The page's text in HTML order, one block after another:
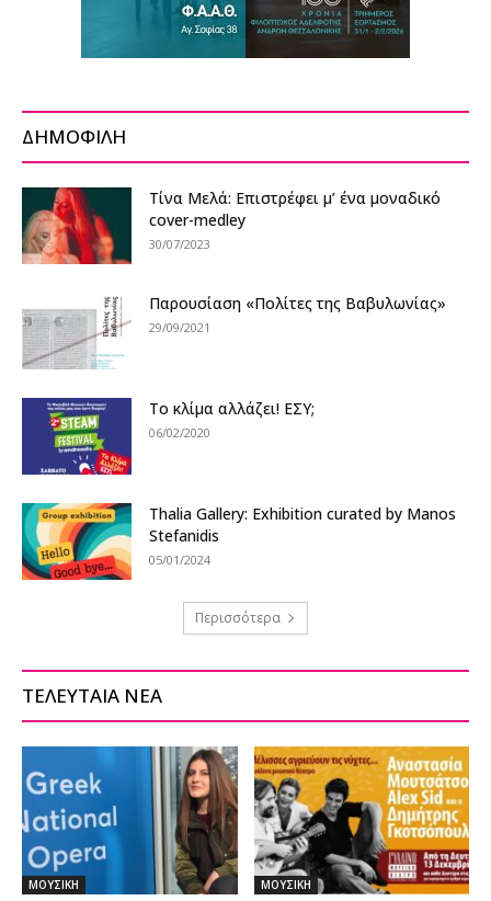
ΔΗΜΟΦΙΛΗ
Τίνα Μελά: Επιστρέφει μ’ ένα μοναδικό
cover-medley
30/07/2023
Παρουσίαση «Πολίτες της Βαβυλωνίας»
29/09/2021
Το κλίμα αλλάζει! ΕΣΥ;
06/02/2020
Thalia Gallery: Exhibition curated by Manos
Stefanidis
05/01/2024
Περισσότερα
ΤΕΛΕΥΤΑΙΑ ΝΕΑ
ΜΟΥΣΙΚΗ ΜΟΥΣΙΚΗ